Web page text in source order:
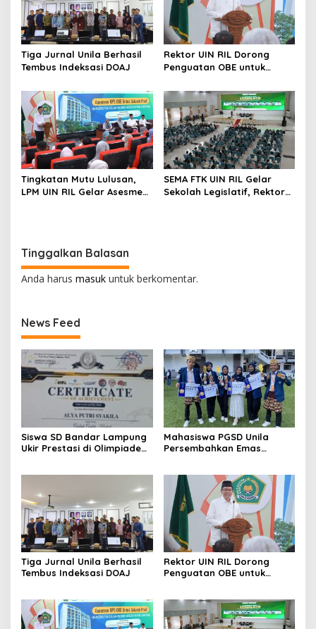
Tiga Jurnal Unila Berhasil
Tembus Indeksasi DOAJ
Rektor UIN RIL Dorong
Penguatan OBE untuk
Internasional
Tingkatan Mutu Lulusan,
LPM UIN RIL Gelar Asesmen
SEMA FTK UIN RIL Gelar
Sekolah Legislatif, Rektor
Tinggalkan Balasan
Anda harus masuk untuk berkomentar.
News Feed
Siswa SD Bandar Lampung
Ukir Prestasi di Olimpiade
Perak
Mahasiswa PGSD Unila
Persembahkan Emas
Tiga Jurnal Unila Berhasil
Tembus Indeksasi DOAJ
Rektor UIN RIL Dorong
Penguatan OBE untuk